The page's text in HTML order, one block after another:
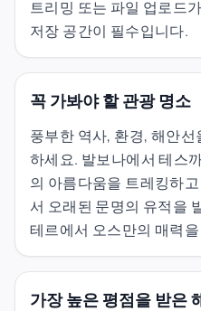
트리밍 또는 파일 업로드
저장 공간이 필수입니다.
꼭 가봐야 할 관광 명소
풍부한 역사, 환경, 해안
하세요. 발보나에서 테스
의 아름다움을 트레킹하
서 오래된 문명의 유적을
테르에서 오스만의 매력
가장 높은 평점을 받은